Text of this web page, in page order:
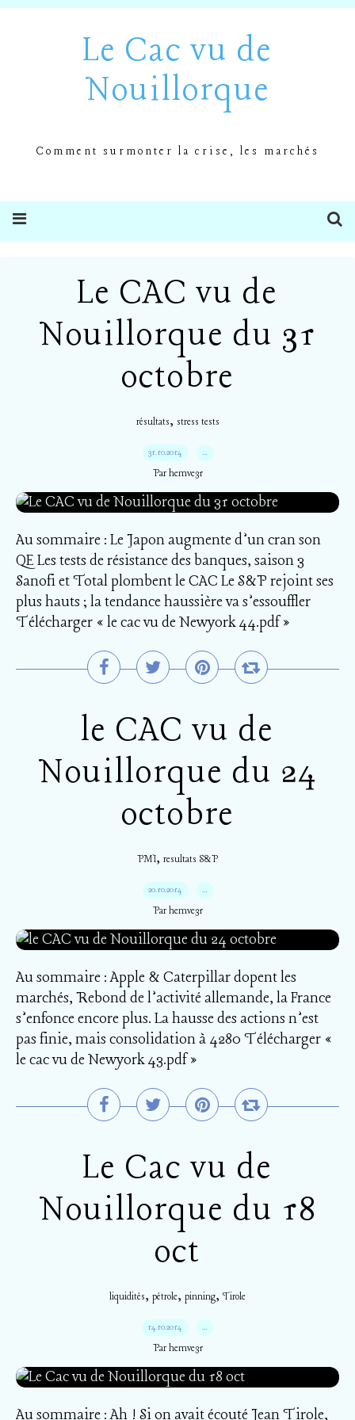
Le Cac vu de
Nouillorque
Comment surmonter la crise, les marchés
Le CAC vu de
Nouillorque du 31
octobre
résultats, stress tests
31.10.2014 …
Par hemve31
Au sommaire : Le Japon augmente d’un cran son
QE Les tests de résistance des banques, saison 3
Sanofi et Total plombent le CAC Le S&P rejoint ses
plus hauts ; la tendance haussière va s’essouffler
Télécharger « le cac vu de Newyork 44.pdf »
le CAC vu de
Nouillorque du 24
octobre
PMI, resultats S&P
20.10.2014 …
Par hemve31
Au sommaire : Apple & Caterpillar dopent les
marchés, Rebond de l’activité allemande, la France
s’enfonce encore plus. La hausse des actions n’est
pas finie, mais consolidation à 4280 Télécharger «
le cac vu de Newyork 43.pdf »
Le Cac vu de
Nouillorque du 18
oct
liquidités, pétrole, pinning, Tirole
14.10.2014 …
Par hemve31
Au sommaire : Ah ! Si on avait écouté Jean Tirole,